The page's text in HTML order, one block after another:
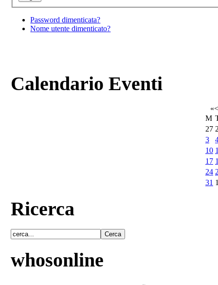
Password dimenticata?
Nome utente dimenticato?
Calendario Eventi
«<
M
27
3
10
17
24
31
Ricerca
whosonline